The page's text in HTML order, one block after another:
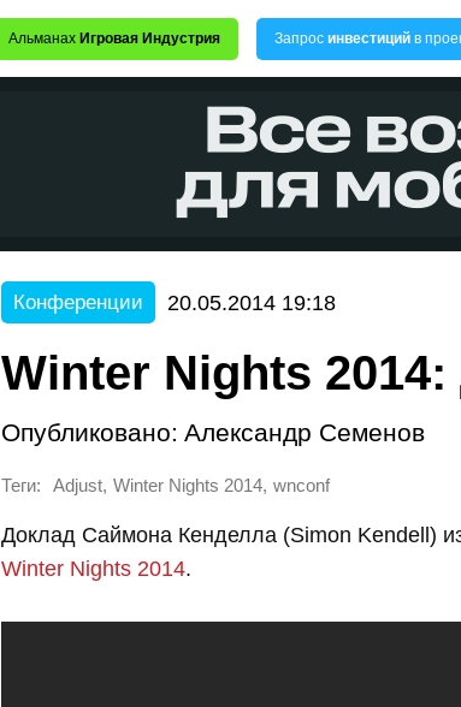
Альманах Игровая Индустрия Запрос инвестиций в
Конференции 20.05.2014 19:18
Winter Nights
Опубликовано: Александр Семенов
Теги: Adjust, Winter Nights 2014, wnconf
Доклад Саймона Кенделла (Simon Kendell)
Winter Nights 2014.